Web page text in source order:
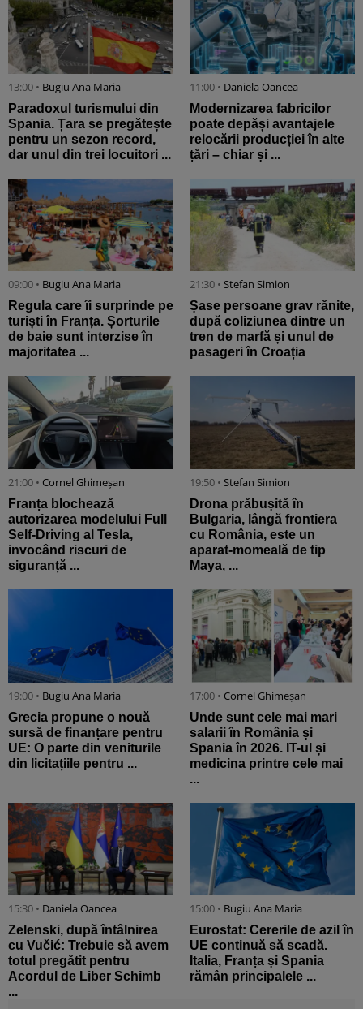
13:00 • Bugiu ⁠Ana Maria
Paradoxul turismului din
Spania. Țara se pregătește
pentru un sezon record,
dar unul din trei locuitori ...
11:00 • Daniela Oancea
Modernizarea fabricilor
poate depăși avantajele
relocării producției în alte
țări – chiar și ...
09:00 • Bugiu ⁠Ana Maria
Regula care îi surprinde pe
turiști în Franța. Șorturile
de baie sunt interzise în
majoritatea ...
21:30 • Stefan Simion
Șase persoane grav rănite,
după coliziunea dintre un
tren de marfă și unul de
pasageri în Croația
21:00 • Cornel Ghimeșan
Franța blochează
autorizarea modelului Full
Self-Driving al Tesla,
invocând riscuri de
siguranță ...
19:50 • Stefan Simion
Drona prăbușită în
Bulgaria, lângă frontiera
cu România, este un
aparat-momeală de tip
Maya, ...
19:00 • Bugiu ⁠Ana Maria
Grecia propune o nouă
sursă de finanțare pentru
UE: O parte din veniturile
din licitațiile pentru ...
17:00 • Cornel Ghimeșan
Unde sunt cele mai mari
salarii în România și
Spania în 2026. IT-ul și
medicina printre cele mai
...
15:30 • Daniela Oancea
Zelenski, după întâlnirea
cu Vučić: Trebuie să avem
totul pregătit pentru
Acordul de Liber Schimb
...
15:00 • Bugiu ⁠Ana Maria
Eurostat: Cererile de azil în
UE continuă să scadă.
Italia, Franța și Spania
rămân principalele ...